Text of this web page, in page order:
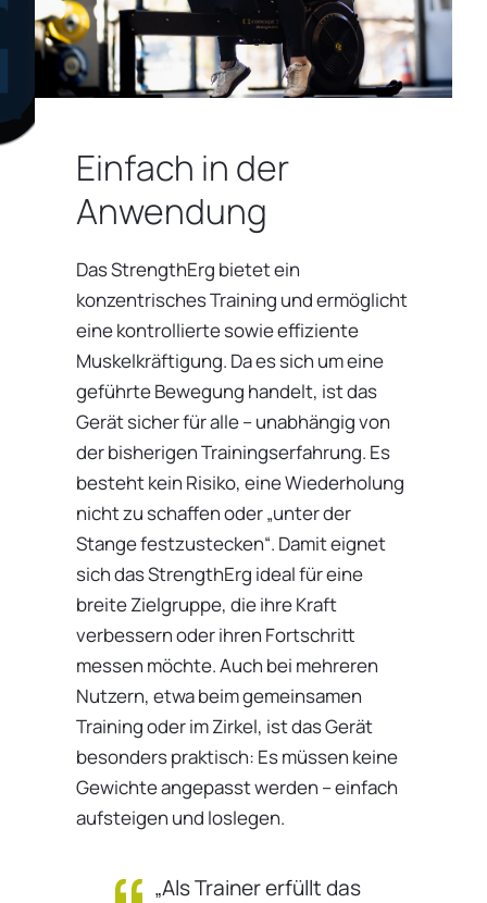
Einfach in der
Anwendung
Das StrengthErg bietet ein
konzentrisches Training und ermöglicht
eine kontrollierte sowie effiziente
Muskelkräftigung. Da es sich um eine
geführte Bewegung handelt, ist das
Gerät sicher für alle – unabhängig von
der bisherigen Trainingserfahrung. Es
besteht kein Risiko, eine Wiederholung
nicht zu schaffen oder „unter der
Stange festzustecken“. Damit eignet
sich das StrengthErg ideal für eine
breite Zielgruppe, die ihre Kraft
verbessern oder ihren Fortschritt
messen möchte. Auch bei mehreren
Nutzern, etwa beim gemeinsamen
Training oder im Zirkel, ist das Gerät
besonders praktisch: Es müssen keine
Gewichte angepasst werden – einfach
aufsteigen und loslegen.
„Als Trainer erfüllt das